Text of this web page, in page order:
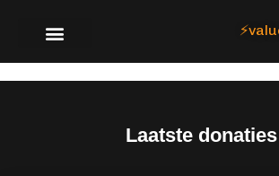
Laatste donaties